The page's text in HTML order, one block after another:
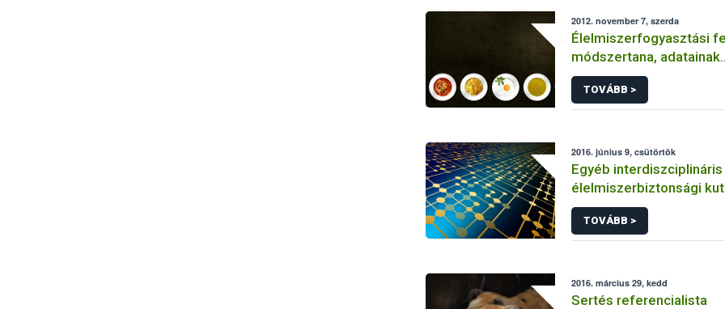
2012. november 7, szerda
Élelmiszerfogyasztási
módszertana, adatainak
megbízhatósága
TOVÁBB >
2016. június 9, csütörtök
Egyéb interdiszciplináris
élelmiszerbiztonsági
(hálózatkutatás,
járványtan)
TOVÁBB >
2016. március 29, kedd
Sertés referencialista